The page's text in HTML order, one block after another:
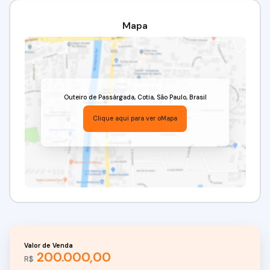
Aceita Financiamento! Utilize seu FGTS!!!
Venha conferir!!! Agende já a sua visita!
(11) 97417-8061 // (11) 95332-7355
Imobiliária Alfa Negócios.
CRECI: 34.726-J.
Mapa
Outeiro de Passárgada, Cotia, São Paulo, Brasil
Clique aqui para ver oMapa
R$ 200.000,00
Valor de Venda